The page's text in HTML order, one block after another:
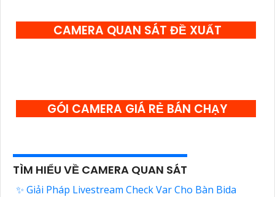
CAMERA QUAN SÁT ĐỀ XUẤT
GÓI CAMERA GIÁ RẺ BÁN CHẠY
TÌM HIỂU VỀ CAMERA QUAN SÁT
✨ Giải Pháp Livestream Check Var Cho Bàn Bida